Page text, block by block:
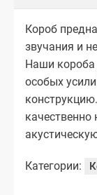
Короб
звучания и
Наши короба
особых
Категории: